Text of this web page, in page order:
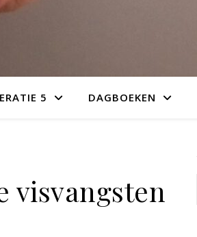
5 DAGBOEKEN
visvangsten